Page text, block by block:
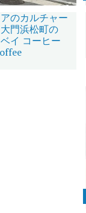
のカルチャー
門浜松町の
イ コーヒー